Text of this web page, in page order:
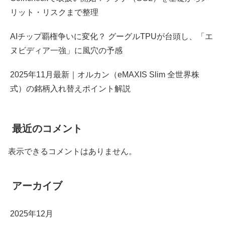
リット・リスクまで整理
AIチップ覇権争いに変化？ グーグルTPUが台頭し、「エ
ヌビディア一強」に風穴の予感
2025年11月最新｜オルカン（eMAXIS Slim 全世界株
式）の銘柄入れ替えポイント解説
最近のコメント
表示できるコメントはありません。
アーカイブ
2025年12月